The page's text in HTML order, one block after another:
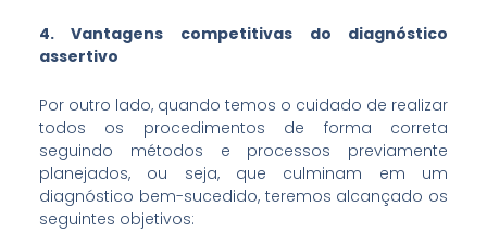
4. Vantagens competitivas do diagnóstico
assertivo
Por outro lado, quando temos o cuidado de realizar
todos os procedimentos de forma correta
seguindo métodos e processos previamente
planejados, ou seja, que culminam em um
diagnóstico bem-sucedido, teremos alcançado os
seguintes objetivos: